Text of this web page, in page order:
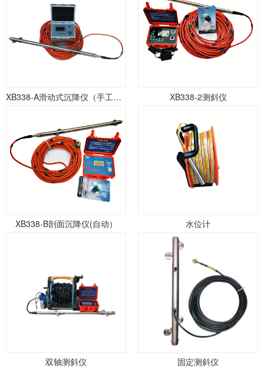
XB338-A滑动式沉降仪（手工记录） XB338-2测斜仪
XB338-B剖面沉降仪(自动） 水位计
双轴测斜仪 固定测斜仪